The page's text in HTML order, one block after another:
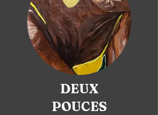
DEUX
POUCES